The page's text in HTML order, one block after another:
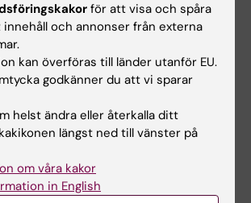
Katz
för att visa och spåra
innehåll och annonser från externa
kan överföras till länder utanför EU.
godkänner du att vi sparar
helst ändra eller återkalla ditt
längst ned till vänster på
om våra kakor
in English